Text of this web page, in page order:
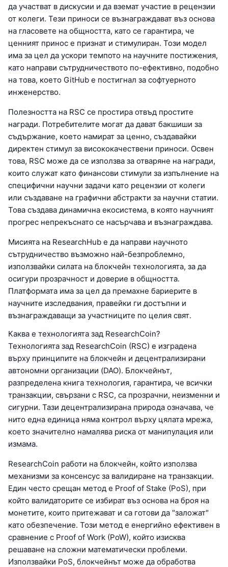
да участват в дискусии и да вземат участие в рецензии
от колеги. Тези приноси се възнаграждават въз основа
на гласовете на общността, като се гарантира, че
ценният принос е признат и стимулиран. Този модел
има за цел да ускори темпото на научните постижения,
като направи сътрудничеството по-ефективно, подобно
на това, което GitHub е постигнал за софтуерното
инженерство.
Полезността на RSC се простира отвъд простите
награди. Потребителите могат да дават бакшиши за
съдържание, което намират за ценно, създавайки
директен стимул за висококачествени приноси. Освен
това, RSC може да се използва за отваряне на награди,
които служат като финансови стимули за изпълнение на
специфични научни задачи като рецензии от колеги
или създаване на графични абстракти за научни статии.
Това създава динамична екосистема, в която научният
прогрес непрекъснато се насърчава и възнаграждава.
Мисията на ResearchHub е да направи научното
сътрудничество възможно най-безпроблемно,
използвайки силата на блокчейн технологията, за да
осигури прозрачност и доверие в общността.
Платформата има за цел да премахне бариерите в
научните изследвания, правейки ги достъпни и
възнаграждаващи за участниците по целия свят.
Каква е технологията зад ResearchCoin?
Технологията зад ResearchCoin (RSC) е изградена
върху принципите на блокчейн и децентрализирани
автономни организации (DAO). Блокчейнът,
разпределена книга технология, гарантира, че всички
транзакции, свързани с RSC, са прозрачни, неизменни и
сигурни. Тази децентрализирана природа означава, че
нито една единица няма контрол върху цялата мрежа,
което значително намалява риска от манипулация или
измама.
ResearchCoin работи на блокчейн, който използва
механизми за консенсус за валидиране на транзакции.
Един често срещан метод е Proof of Stake (PoS), при
който валидаторите се избират въз основа на броя на
монетите, които притежават и са готови да "заложат"
като обезпечение. Този метод е енергийно ефективен в
сравнение с Proof of Work (PoW), който изисква
решаване на сложни математически проблеми.
Използвайки PoS, блокчейнът може да обработва